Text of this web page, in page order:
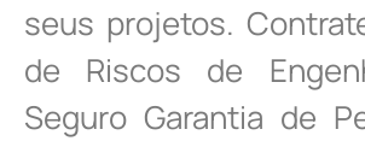
seus projetos.
de Riscos de
Seguro Garantia de